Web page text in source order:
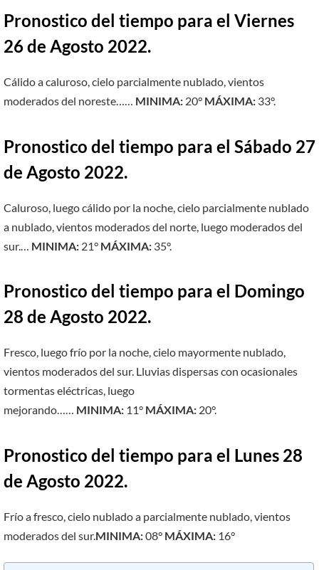
Pronostico del tiempo para el Viernes
26 de Agosto 2022.
Cálido a caluroso, cielo parcialmente nublado, vientos
moderados del noreste…… MINIMA: 20° MÁXIMA: 33°.
Pronostico del tiempo para el Sábado 27
de Agosto 2022.
Caluroso, luego cálido por la noche, cielo parcialmente nublado
a nublado, vientos moderados del norte, luego moderados del
sur.… MINIMA: 21° MÁXIMA: 35°.
Pronostico del tiempo para el Domingo
28 de Agosto 2022.
Fresco, luego frío por la noche, cielo mayormente nublado,
vientos moderados del sur. Lluvias dispersas con ocasionales
tormentas eléctricas, luego
mejorando…… MINIMA: 11° MÁXIMA: 20°.
Pronostico del tiempo para el Lunes 28
de Agosto 2022.
Frío a fresco, cielo nublado a parcialmente nublado, vientos
moderados del sur.MINIMA:08° MÁXIMA: 16°